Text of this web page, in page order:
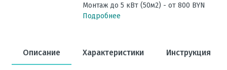
Монтаж до 5 кВт (50м2) - от 800 BYN
Подробнее
Описание Характеристики Инструкция